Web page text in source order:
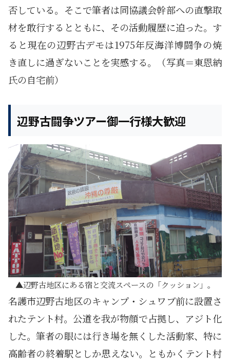
否している。そこで筆者は同協議会幹部への直撃取
材を敢行するとともに、その活動履歴に迫った。す
ると現在の辺野古デモは1975年反海洋博闘争の焼
き直しに過ぎないことを実感する。（写真＝東恩納
氏の自宅前）
辺野古闘争ツアー御一行様大歓迎
辺野古地区にある宿と交流スペースの「クッション」。
名護市辺野古地区のキャンプ・シュワブ前に設置さ
れたテント村。公道を我が物顔で占拠し、アジト化
した。筆者の眼には行き場を無くした活動家、特に
高齢者の終着駅としか思えない。ともかくテント村